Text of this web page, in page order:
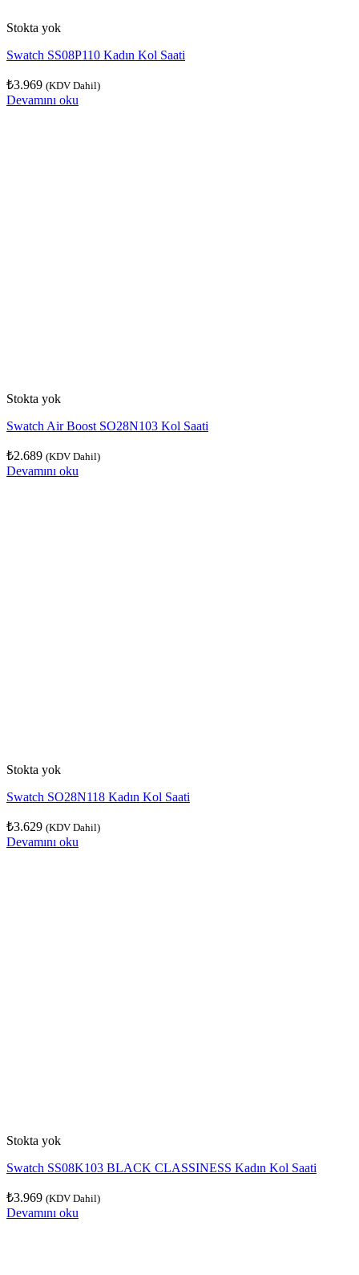
Stokta yok
Swatch SS08P110 Kadın Kol Saati
₺3.969 (KDV Dahil)
Devamını oku
Stokta yok
Swatch Air Boost SO28N103 Kol Saati
₺2.689 (KDV Dahil)
Devamını oku
Stokta yok
Swatch SO28N118 Kadın Kol Saati
₺3.629 (KDV Dahil)
Devamını oku
Stokta yok
Swatch SS08K103 BLACK CLASSINESS Kadın Kol Saati
₺3.969 (KDV Dahil)
Devamını oku